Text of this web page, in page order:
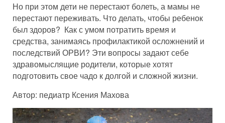
Но при этом дети не перестают болеть, а мамы не
перестают переживать. Что делать, чтобы ребенок
был здоров? Как с умом потратить время и
средства, занимаясь профилактикой осложнений и
последствий ОРВИ? Эти вопросы задают себе
здравомыслящие родители, которые хотят
подготовить свое чадо к долгой и сложной жизни.
Автор: педиатр Ксения Махова